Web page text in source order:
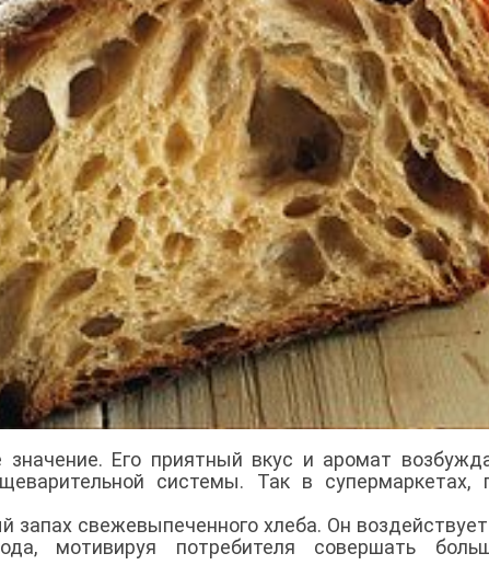
Его приятный вкус и аромат
системы. Так в супермаркетах,
запах свежевыпеченного хлеба. Он
мотивируя потребителя совершать